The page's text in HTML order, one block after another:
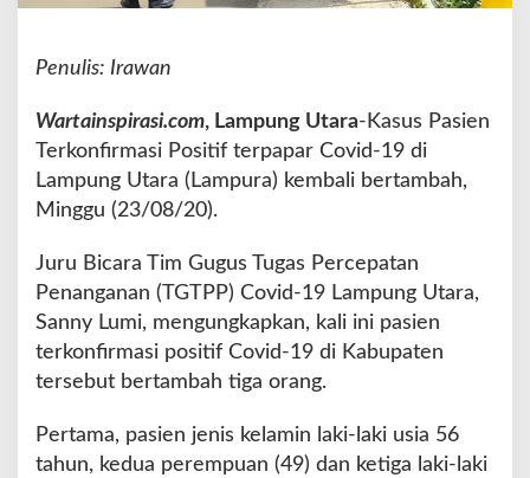
e
n
P
o
i
f
C
n
a
Penulis: Irawan
Wartainspirasi.com, Lampung Utara-Kasus Pasien
Terkonfirmasi Positif terpapar Covid-19 di
Lampung Utara (Lampura) kembali bertambah,
Minggu (23/08/20).
Juru Bicara Tim Gugus Tugas Percepatan
Penanganan (TGTPP) Covid-19 Lampung Utara,
Sanny Lumi, mengungkapkan, kali ini pasien
terkonfirmasi positif Covid-19 di Kabupaten
tersebut bertambah tiga orang.
Pertama, pasien jenis kelamin laki-laki usia 56
tahun, kedua perempuan (49) dan ketiga laki-laki